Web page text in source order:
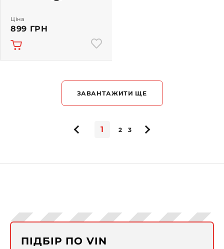
Ціна
899 ГРН
ЗАВАНТАЖИТИ ЩЕ
1 2 3
ПІДБІР ПО VIN